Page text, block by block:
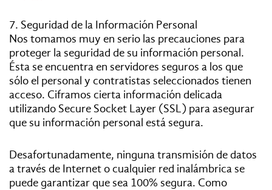
7. Seguridad de la Información Personal
Nos tomamos muy en serio las precauciones para
proteger la seguridad de su información personal.
Ésta se encuentra en servidores seguros a los que
sólo el personal y contratistas seleccionados tienen
acceso. Ciframos cierta información delicada
utilizando Secure Socket Layer (SSL) para asegurar
que su información personal está segura.
Desafortunadamente, ninguna transmisión de datos
a través de Internet o cualquier red inalámbrica se
puede garantizar que sea 100% segura. Como